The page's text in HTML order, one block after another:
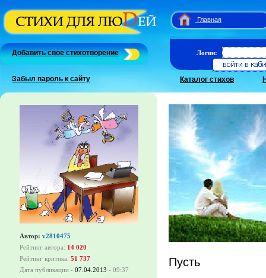
Главная
Добавить свое стихотворение
Забыл пароль к сайту
Логин:
Каталог стихов
Автор: v2810475
Рейтинг автора: 14 020
Рейтинг критика: 51 737
Дата публикации - 07.04.2013 - 09:37
Пусть